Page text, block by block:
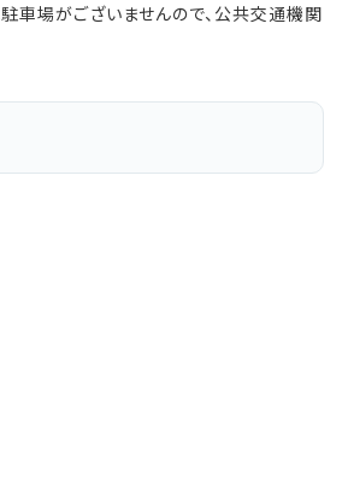
車場がございませんので、公共交通機関